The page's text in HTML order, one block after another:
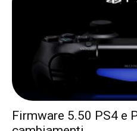
Firmware 5.50 PS4 e